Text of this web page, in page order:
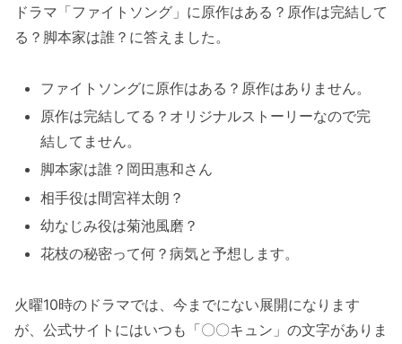
ドラマ「ファイトソング」に原作はある？原作は完結して
る？脚本家は誰？に答えました。
ファイトソングに原作はある？原作はありません。
原作は完結してる？オリジナルストーリーなので完
結してません。
脚本家は誰？岡田惠和さん
相手役は間宮祥太朗？
幼なじみ役は菊池風磨？
花枝の秘密って何？病気と予想します。
火曜10時のドラマでは、今までにない展開になります
が、公式サイトにはいつも「〇〇キュン」の文字がありま